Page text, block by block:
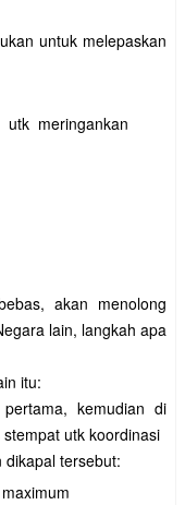
untuk melepaskan
meringankan
akan menolong
lain, langkah apa
itu:
kemudian di
utk koordinasi
tersebut: